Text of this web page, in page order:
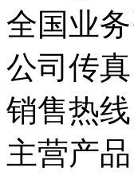
全国业
公司传
销售热线
主营产品